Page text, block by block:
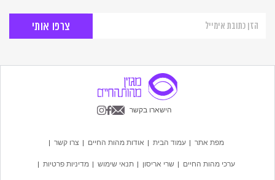
לניוזלטר
החיים
הישארו בקשר
מפת אתר עמוד הבית אודות מהות החיים צרו קשר
ערכי מהות החיים שרי אריסון תנאי שימוש מדיניות פרטיות